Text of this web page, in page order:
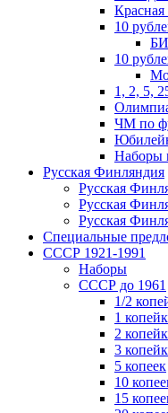
Красная
10
10
1, 2, 5,
ЧМ по
Наборы
Русская Финляндия
Русская
Русская
Русская
Специальные
СССР 1921-1991
Наборы
СССР до 1961
1/2
1
2
3
5 копеек
10
15